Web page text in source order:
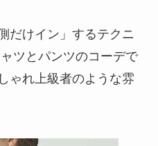
だけイン」するテクニ
ツとパンツのコーデで
ゃれ上級者のような雰